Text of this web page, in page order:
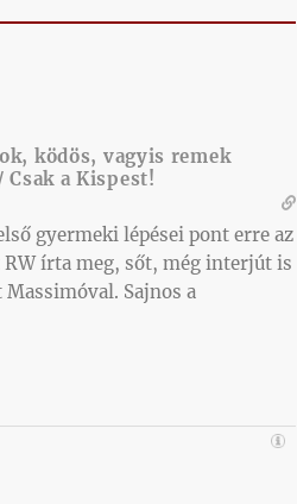
ködös, vagyis remek
a Kispest!
gyermeki lépései pont erre az
RW írta meg, sőt, még interjút is
Sajnos a